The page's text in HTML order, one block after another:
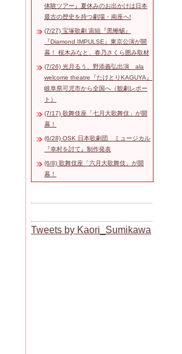
体験ツアー』夏休みのお出かけは日本
最古の歴史を持つ劇場・南座へ!
(7/27) 宝塚歌劇 宙組『黒蜥蜴』
『Diamond IMPULSE』東京公演が開
幕！ 桜木みなと、春乃さくら囲み取材
(7/26) 光月るう、野添義弘出演 ala
welcome theatre『たけとりKAGUYA』
岐阜県可児市から全国へ（観劇レポー
ト）
(7/17) 歌舞伎座「七月大歌舞伎」が開
幕！
(6/28) OSK 日本歌劇団 ミュージカル
『幸村を討て』制作発表
(6/8) 歌舞伎座「六月大歌舞伎」が開
幕！
Tweets by Kaori_Sumikawa